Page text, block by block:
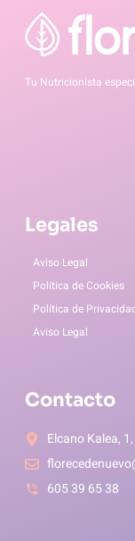
Tu Nutricionista
Legales
Aviso Legal
Política de Cookies
Política de
Aviso Legal
Contacto
Elcano Kalea,
605 39 65 38